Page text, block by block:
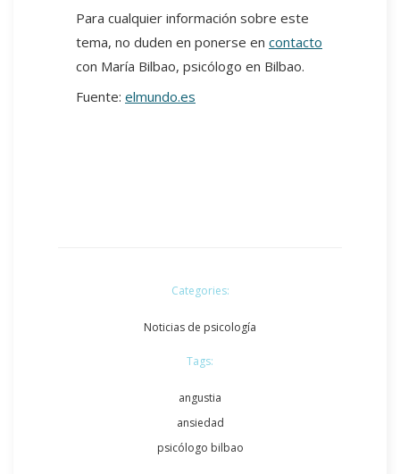
Para cualquier información sobre este
tema, no duden en ponerse en contacto
con María Bilbao, psicólogo en Bilbao.
Fuente: elmundo.es
Categories:
Noticias de psicología
Tags:
angustia
ansiedad
psicólogo bilbao